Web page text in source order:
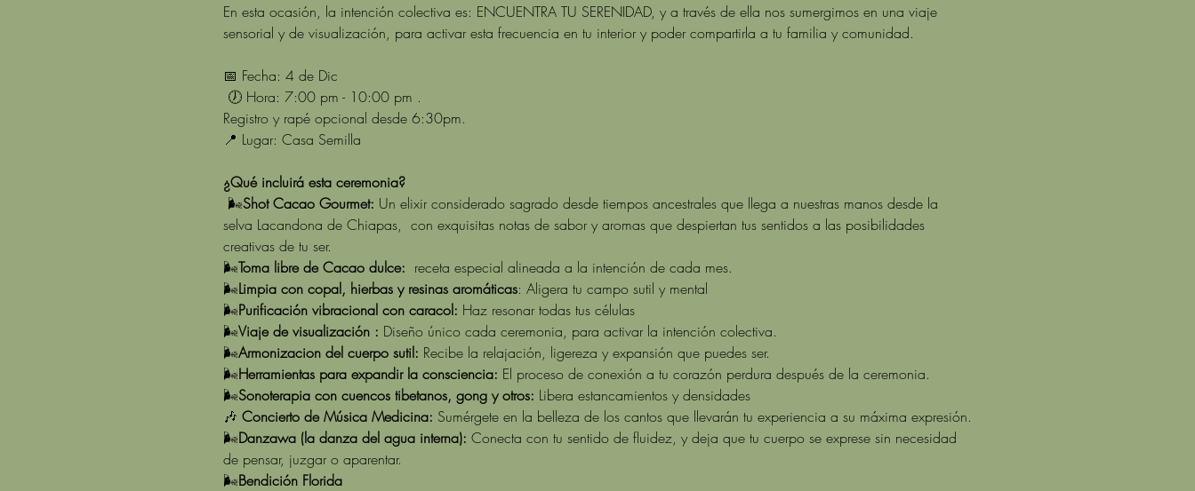
En esta ocasión, la intención colectiva es: ENCUENTRA TU SERENIDAD, y a través de ella nos sumergimos en una viaje
sensorial y de visualización, para activar esta frecuencia en tu interior y poder compartirla a tu familia y comunidad.
📅 Fecha: 4 de Dic
🕖 Hora: 7:00 pm - 10:00 pm .
Registro y rapé opcional desde 6:30pm.
📍 Lugar: Casa Semilla
¿Qué incluirá esta ceremonia?
🌬️Shot Cacao Gourmet: Un elixir considerado sagrado desde tiempos ancestrales que llega a nuestras manos desde la
selva Lacandona de Chiapas,  con exquisitas notas de sabor y aromas que despiertan tus sentidos a las posibilidades
creativas de tu ser.
🌬️Toma libre de Cacao dulce: receta especial alineada a la intención de cada mes.
🌬️Limpia con copal, hierbas y resinas aromáticas: Aligera tu campo sutil y mental
🌬️Purificación vibracional con caracol: Haz resonar todas tus células
🌬️Viaje de visualización : Diseño único cada ceremonia, para activar la intención colectiva.
🌬️Armonizacion del cuerpo sutil: Recibe la relajación, ligereza y expansión que puedes ser.
🌬️Herramientas para expandir la consciencia: El proceso de conexión a tu corazón perdura después de la ceremonia.
🌬️Sonoterapia con cuencos tibetanos, gong y otros: Libera estancamientos y densidades
🎶 Concierto de Música Medicina: Sumérgete en la belleza de los cantos que llevarán tu experiencia a su máxima expresión.
🌬️Danzawa (la danza del agua interna): Conecta con tu sentido de fluidez, y deja que tu cuerpo se exprese sin necesidad
de pensar, juzgar o aparentar.
🌬️Bendición Florida